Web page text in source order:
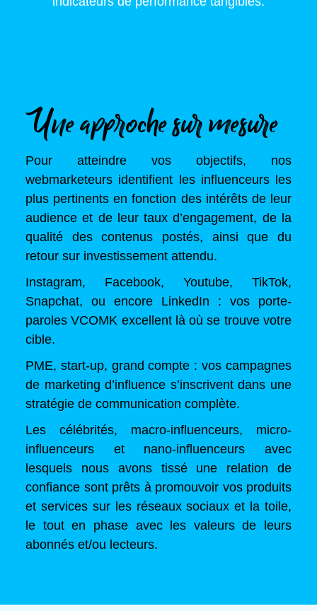
Une approche sur mesure
Pour atteindre vos objectifs, nos
webmarketeurs identifient les influenceurs les
plus pertinents en fonction des intérêts de leur
audience et de leur taux d’engagement, de la
qualité des contenus postés, ainsi que du
retour sur investissement attendu.
Instagram, Facebook, Youtube, TikTok,
Snapchat, ou encore LinkedIn : vos porte-
paroles VCOMK excellent là où se trouve votre
cible.
PME, start-up, grand compte : vos campagnes
de marketing d’influence s’inscrivent dans une
stratégie de communication complète.
Les célébrités, macro-influenceurs, micro-
influenceurs et nano-influenceurs avec
lesquels nous avons tissé une relation de
confiance sont prêts à promouvoir vos produits
et services sur les réseaux sociaux et la toile,
le tout en phase avec les valeurs de leurs
abonnés et/ou lecteurs.